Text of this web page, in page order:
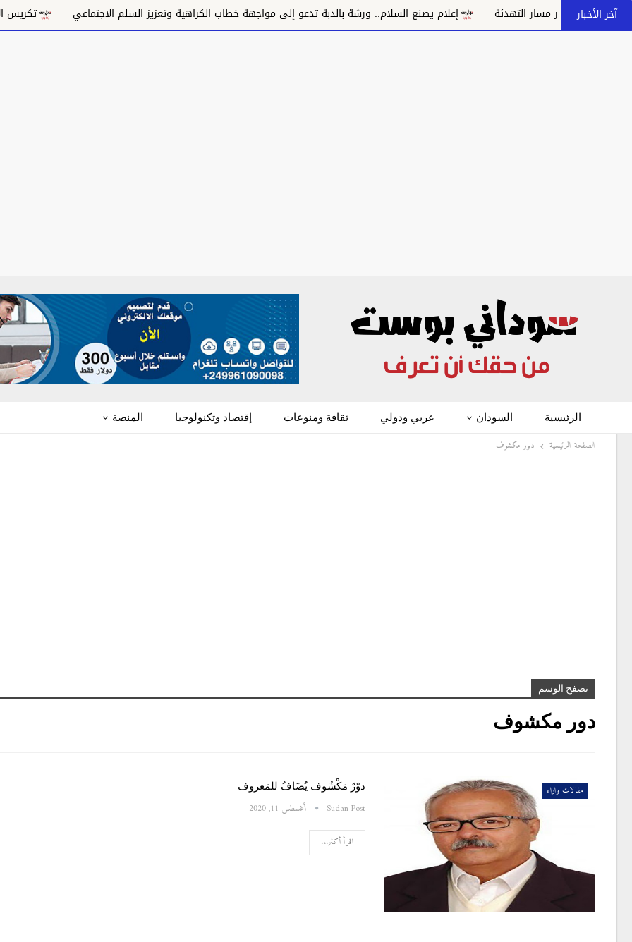
آخر الأخبار
بانهيار مسار التهدئة إعلام يصنع السلام.. ورشة بالدبة تدعو إلى مواجهة خطاب الكراهية وتعزيز السلم الاجتماعي تكريس الاحتلال
الرئيسية السودان عربي ودولي ثقافة ومنوعات إقتصاد وتكنولوجيا المنصة
الصفحة الرئيسية دور مكشوف
تصفح الوسم
دور مكشوف
مقالات واراء دوْرٌ مَكْشُوف يُضَافُ للمَعروف
Sudan Post أغسطس 11, 2020
اقرأ أكثر...